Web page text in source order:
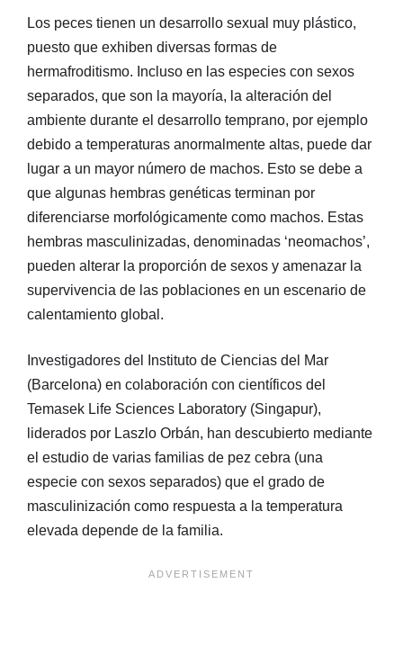
Los peces tienen un desarrollo sexual muy plástico,
puesto que exhiben diversas formas de
hermafroditismo. Incluso en las especies con sexos
separados, que son la mayoría, la alteración del
ambiente durante el desarrollo temprano, por ejemplo
debido a temperaturas anormalmente altas, puede dar
lugar a un mayor número de machos. Esto se debe a
que algunas hembras genéticas terminan por
diferenciarse morfológicamente como machos. Estas
hembras masculinizadas, denominadas ‘neomachos’,
pueden alterar la proporción de sexos y amenazar la
supervivencia de las poblaciones en un escenario de
calentamiento global.
Investigadores del Instituto de Ciencias del Mar
(Barcelona) en colaboración con científicos del
Temasek Life Sciences Laboratory (Singapur),
liderados por Laszlo Orbán, han descubierto mediante
el estudio de varias familias de pez cebra (una
especie con sexos separados) que el grado de
masculinización como respuesta a la temperatura
elevada depende de la familia.